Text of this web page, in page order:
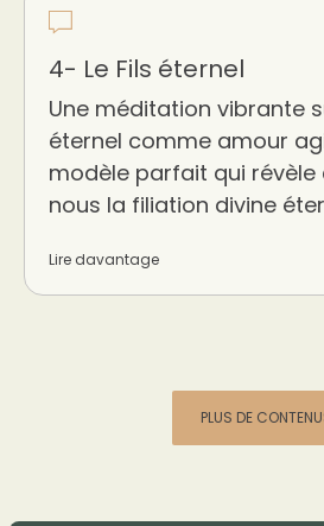
4- Le Fils éternel
Une méditation vibrante
éternel comme amour
modèle parfait qui révèle
nous la filiation divine
Lire davantage
PLUS DE